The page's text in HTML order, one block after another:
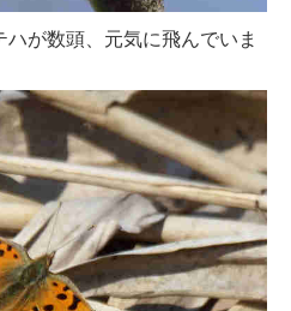
が数頭、元気に飛んでいま